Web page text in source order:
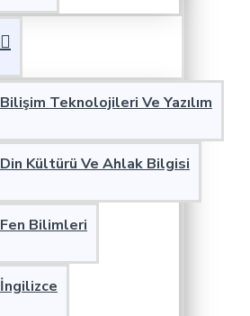
Bilişim Teknolojileri Ve Yazılım
Din Kültürü Ve Ahlak Bilgisi
Fen Bilimleri
İngilizce